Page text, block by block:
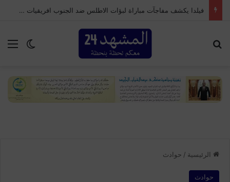
فيلدا يكشف مفاجآت مباراة لبؤات الاطلس ضد الجنوب افريقيات والتي قد تؤهلهن للوصول لكأس العالم
الوضع
الرئيسية / حوادث
حوادث